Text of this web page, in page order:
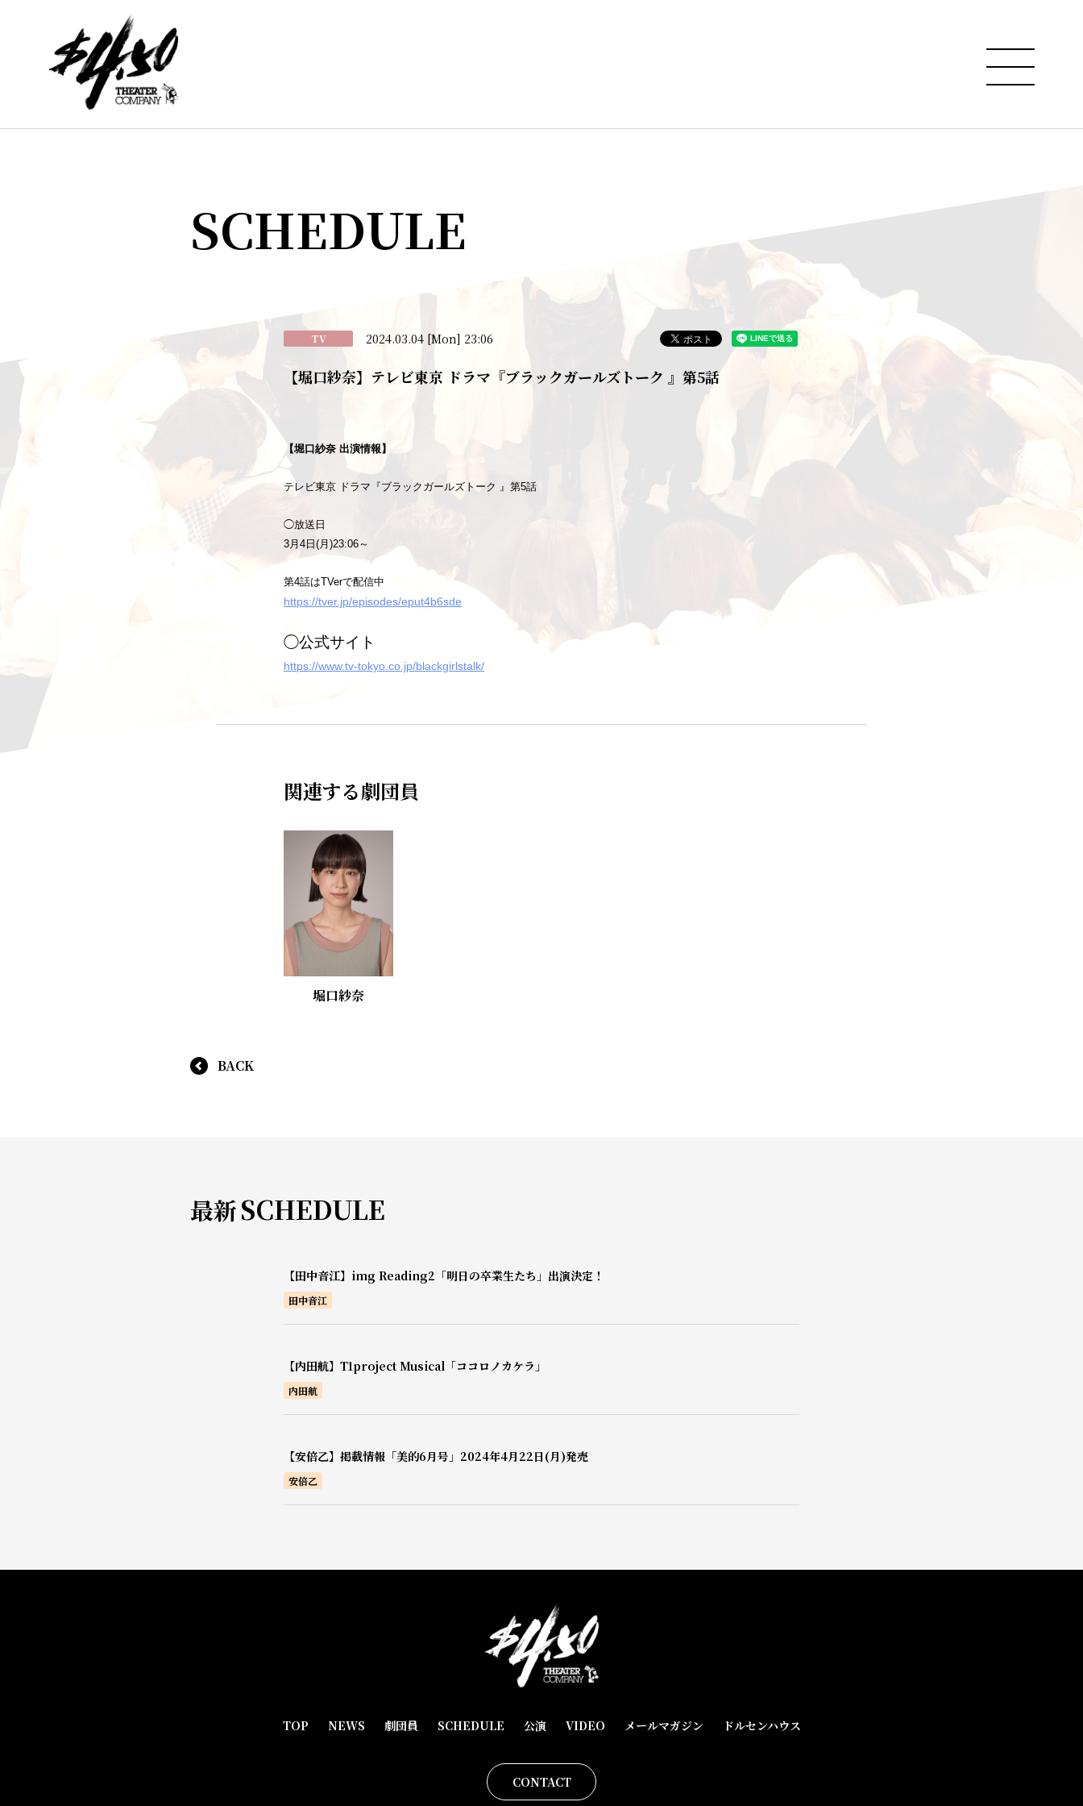
SCHEDULE
2024.03.04 [Mon] 23:06
TV
【堀口紗奈】テレビ東京 ドラマ『ブラックガールズトーク 』第5話
【堀口紗奈 出演情報】
テレビ東京 ドラマ『ブラックガールズトーク 』 第5話
◯放送日
3月4日(月)23:06～
第4話はTVerで配信中
https://tver.jp/episodes/eput4b6sde
◯公式サイト
https://www.tv-tokyo.co.jp/blackgirlstalk/
関連する劇団員
堀口紗奈
BACK
最新SCHEDULE
【田中音江】img Reading2「明日の卒業生たち」出演決定！
田中音江
【内田航】T1project Musical「ココロノカケラ」
内田航
【安倍乙】掲載情報「美的6月号」2024年4月22日(月)発売
安倍乙
TOP NEWS 劇団員 SCHEDULE 公演 VIDEO メールマガジン ドルセンハウス
CONTACT